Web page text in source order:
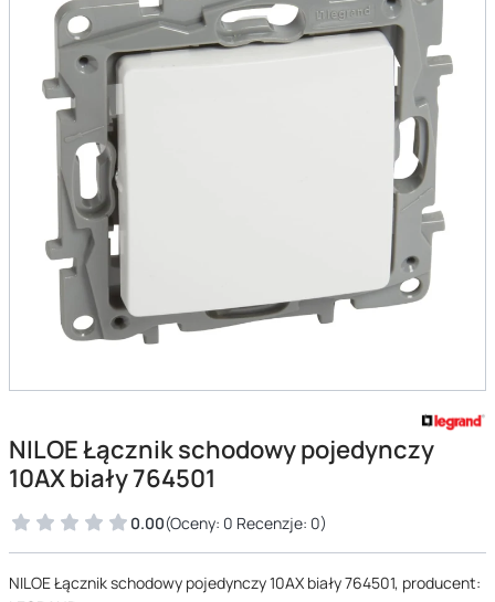
NILOE Łącznik schodowy pojedynczy
10AX biały 764501
0.00(Oceny: 0 Recenzje: 0)
NILOE Łącznik schodowy pojedynczy 10AX biały 764501, producent: